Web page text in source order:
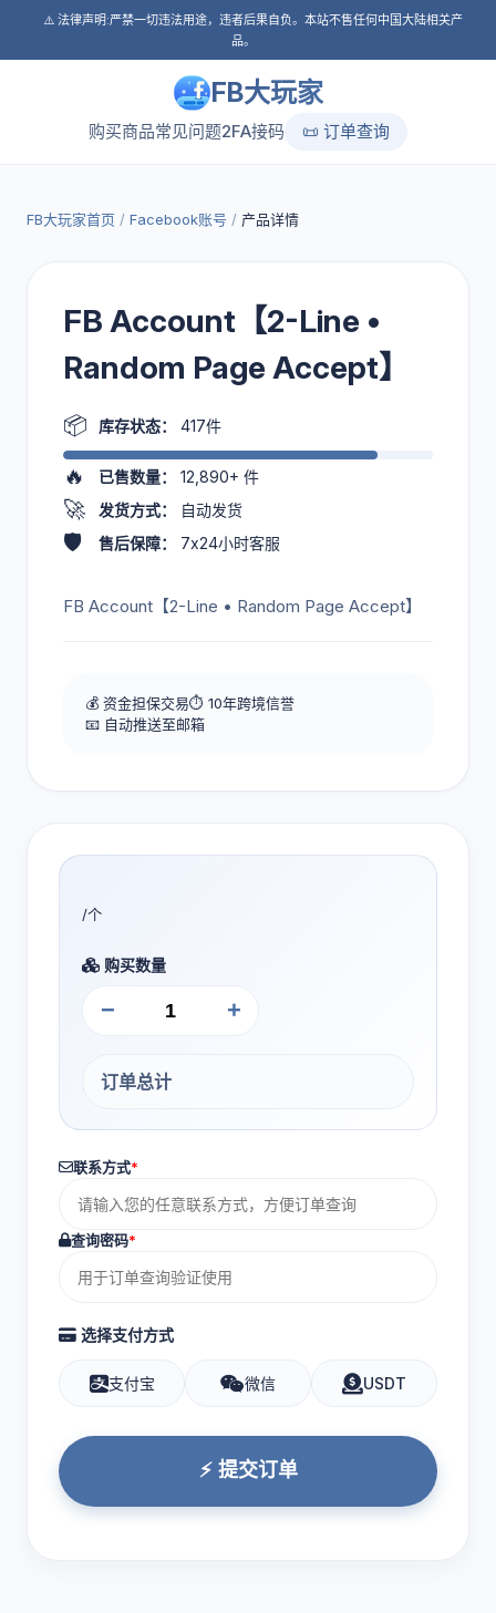
⚠️ 法律声明:严禁一切违法用途，违者后果自负。本站不售任何中国大陆相关产
品。
FB大玩家
购买商品常见问题2FA接码 📜 订单查询
FB大玩家首页 / Facebook账号 / 产品详情
FB Account【2-Line •
Random Page Accept】
📦 库存状态： 417件
🔥 已售数量： 12,890+ 件
🚀 发货方式： 自动发货
🛡️ 售后保障： 7x24小时客服
FB Account【2-Line • Random Page Accept】
💰 资金担保交易⏱️ 10年跨境信誉
📧 自动推送至邮箱
/个
购买数量
− +
订单总计
联系方式*
查询密码*
选择支付方式
支付宝 微信 USDT
⚡ 提交订单